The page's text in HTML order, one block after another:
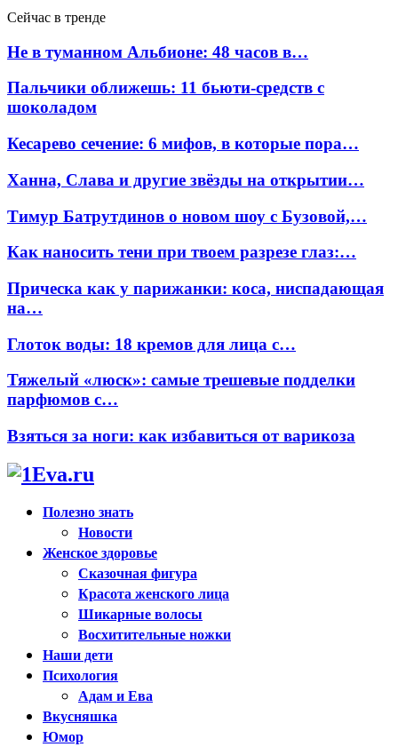
Сейчас в тренде
Не в туманном Альбионе: 48 часов в…
Пальчики оближешь: 11 бьюти-средств с
шоколадом
Кесарево сечение: 6 мифов, в которые пора…
Ханна, Слава и другие звёзды на открытии…
Тимур Батрутдинов о новом шоу с Бузовой,…
Как наносить тени при твоем разрезе глаз:…
Прическа как у парижанки: коса, ниспадающая
на…
Глоток воды: 18 кремов для лица с…
Тяжелый «люск»: самые трешевые подделки
парфюмов с…
Взяться за ноги: как избавиться от варикоза
Полезно знать
Новости
Женское здоровье
Сказочная фигура
Красота женского лица
Шикарные волосы
Восхитительные ножки
Наши дети
Психология
Адам и Ева
Вкусняшка
Юмор